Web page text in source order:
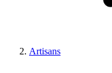
Artisans